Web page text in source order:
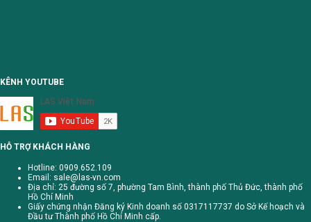
KÊNH YOUTUBE
HỖ TRỢ KHÁCH HÀNG
Hotline: 0909.652.109
Email: sale@las-vn.com
Địa chỉ: 25 đường số 7, phường Tam Bình, thành phố Thủ Đức, thành phố
Hồ Chí Minh
Giấy chứng nhận Đăng ký Kinh doanh số 0317117737 do Sở Kế hoạch và
Đầu tư Thành phố Hồ Chí Minh cấp.